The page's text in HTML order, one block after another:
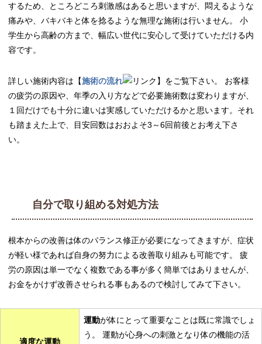
するため、ところどころ刺激感はあると思いますが、悶えるような
痛みや、バキバキと体を捻るような無理な施術は行いません。 小
学生から高齢の方まで、幅広い世代に安心して受けていただける内
容です。
詳しい施術内容は【施術の流れ
】をご覧下さい。 お客様
の疲労の原因や、年季の入り方などで必要施術数は変わりますが、
１回だけでも十分に違いは実感していただけるかと思います。それ
も踏まえた上で、目安回数はおおよそ3～6回前後とお考え下さ
い。
自分で取り組める対処方法
根本からの改善は体のバランス修正が必要になってきますが、症状
が軽い様であれば自身の努力による改善取り組みも可能です。 疲
労の原因は単一でなく複数である事が多く簡単ではありませんが、
お金をかけず改善させられる事もあるので検討してみて下さい。
適度な運動
運動が体にとって重要なことは既に常識でしょ
う。 運動が心身への刺激となり体の機能の活